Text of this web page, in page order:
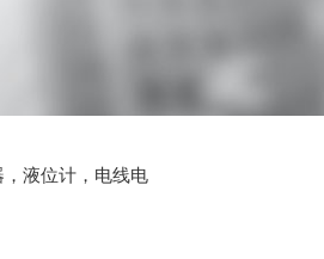
液位计，电线电